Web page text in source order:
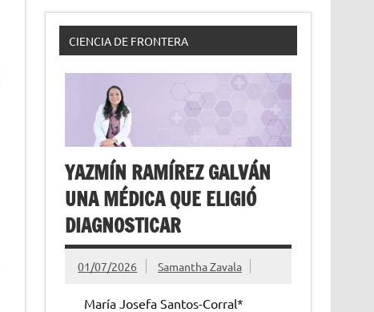
CIENCIA DE FRONTERA
YAZMÍN RAMÍREZ GALVÁN
UNA MÉDICA QUE ELIGIÓ
DIAGNOSTICAR
01/07/2026 Samantha Zavala
María Josefa Santos-Corral*